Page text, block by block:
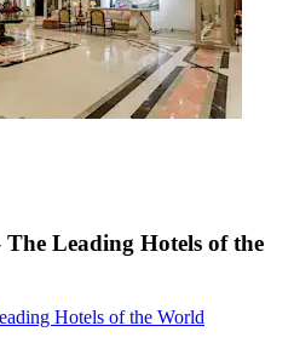
Leading Hotels of the
Hotels of the World